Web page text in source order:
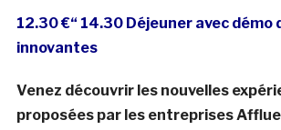
12.30 €“ 14.30 Déjeuner avec démo
innovantes
Venez découvrir les nouvelles
proposées par les entreprises